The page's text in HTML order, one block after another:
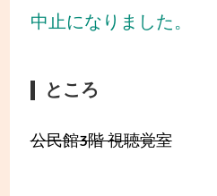
中止になりました。
ところ
公民館3階 視聴覚室